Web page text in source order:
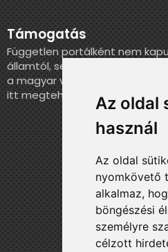
Az oldal
használ
Az oldal
nyomkövető
alkalmaz,
böngészési
személyre
célzott
Támogatás
Független portálként nem
államtól, sem más
a magyar válogatott
itt megteheted.